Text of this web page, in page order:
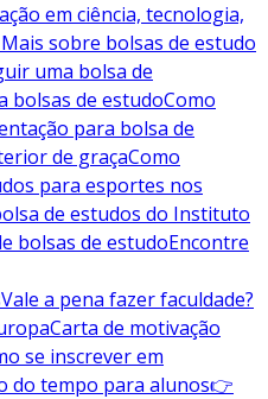
em ciência, tecnologia,
sobre bolsas de estudo
uma bolsa de
bolsas de estudoComo
para bolsa de
de graçaComo
para esportes nos
de estudos do Instituto
bolsas de estudoEncontre
Vale a pena fazer faculdade?
Carta de motivação
se inscrever em
do tempo para alunos👉